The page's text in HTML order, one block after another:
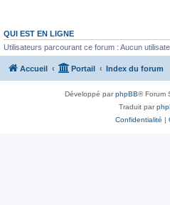
QUI EST EN LIGNE
Utilisateurs parcourant ce forum : Aucun
Accueil Portail Index du forum
Développé parphpBB® Forum
Traduit par
Confidentialité |